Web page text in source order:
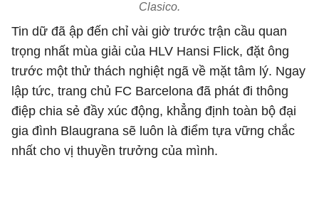
Clasico.
Tin dữ đã ập đến chỉ vài giờ trước trận cầu quan
trọng nhất mùa giải của HLV Hansi Flick, đặt ông
trước một thử thách nghiệt ngã về mặt tâm lý. Ngay
lập tức, trang chủ FC Barcelona đã phát đi thông
điệp chia sẻ đầy xúc động, khẳng định toàn bộ đại
gia đình Blaugrana sẽ luôn là điểm tựa vững chắc
nhất cho vị thuyền trưởng của mình.